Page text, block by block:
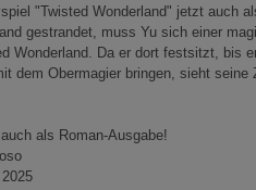
"Twisted Wonderland" jetzt auch
gestrandet, muss Yu sich einer
Wonderland. Da er dort festsitzt, bis
dem Obermagier bringen, sieht
als Roman-Ausgabe!